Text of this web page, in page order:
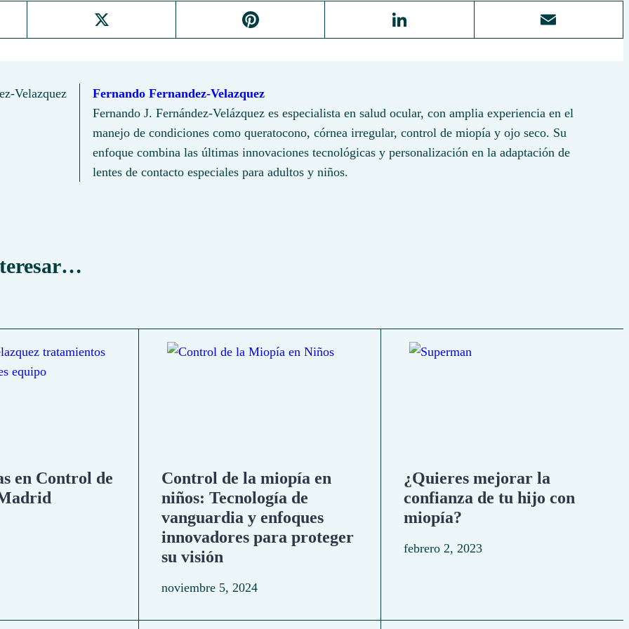
X
Pi
nt
es
t
Li
nk
E
m
Fernando Fernandez-Velazquez
Fernando J. Fernández-Velázquez es especialista en salud ocular, con amplia experiencia en el
manejo de condiciones como queratocono, córnea irregular, control de miopía y ojo seco. Su
enfoque combina las últimas innovaciones tecnológicas y personalización en la adaptación de
lentes de contacto especiales para adultos y niños.
en Control de
Control de la miopía en
niños: Tecnología de
vanguardia y enfoques
innovadores para proteger
su visión
noviembre 5, 2024
¿Quieres mejorar la
confianza de tu hijo con
miopía?
febrero 2, 2023